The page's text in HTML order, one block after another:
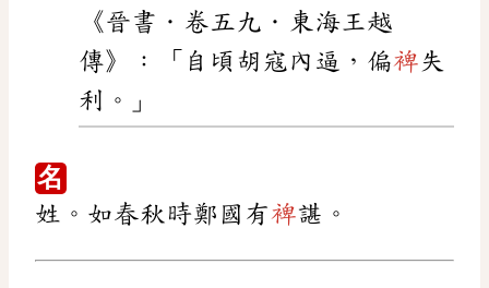
《晉書．卷五九．東海王越
傳》：「自頃胡寇內逼，偏裨失
利。」
名
姓。如春秋時鄭國有裨諶。